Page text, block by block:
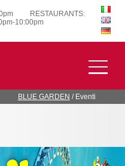
RESTAURANTS:
10:00pm
BLUE GARDEN / Eventi